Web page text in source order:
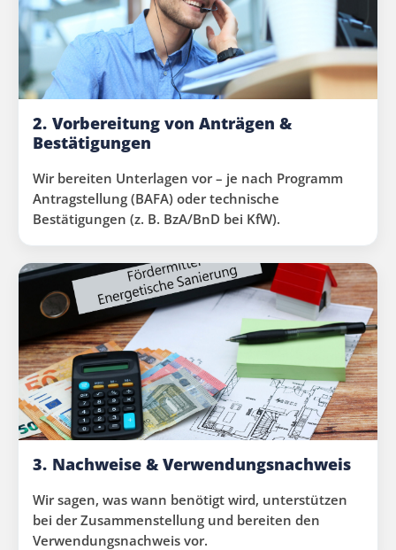
2. Vorbereitung von Anträgen &
Bestätigungen
Wir bereiten Unterlagen vor – je nach Programm
Antragstellung (BAFA) oder technische
Bestätigungen (z. B. BzA/BnD bei KfW).
3. Nachweise & Verwendungsnachweis
Wir sagen, was wann benötigt wird, unterstützen
bei der Zusammenstellung und bereiten den
Verwendungsnachweis vor.